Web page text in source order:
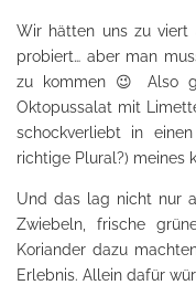
Wir hätten uns zu viert
probiert… aber man
zu kommen 😉 Also
Oktopussalat mit
schockverliebt in
richtige Plural?) meines
Und das lag nicht nur
Zwiebeln, frische
Koriander dazu
Erlebnis. Allein dafür